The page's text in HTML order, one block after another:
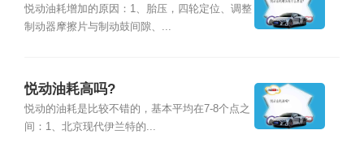
悦动油耗增加的原因：1、胎压，四轮定位、调整
制动器摩擦片与制动鼓间隙、...
悦动油耗高吗?
悦动的油耗是比较不错的，基本平均在7-8个点之
间：1、北京现代伊兰特的...